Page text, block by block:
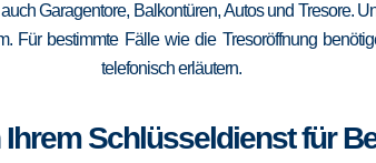
Garagentore, Balkontüren, Autos und Tresore.
Für bestimmte Fälle wie die Tresoröffnung
telefonisch erläutern.
Schlüsseldienst für